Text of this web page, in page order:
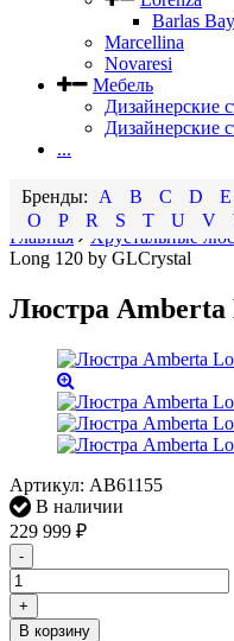
Barlas
Marcellina
Novaresi
Мебель
Дизайнерские
Дизайнерские
...
A B C D E
O
P R S T U V
Главная
Хрустальные
Long 120 by GLCrystal
Люстра Amberta
Артикул: AB61155
В наличии
229 999 ₽
-
+
В корзину